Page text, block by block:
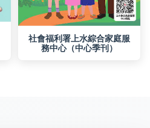
務中心（中心季刊）